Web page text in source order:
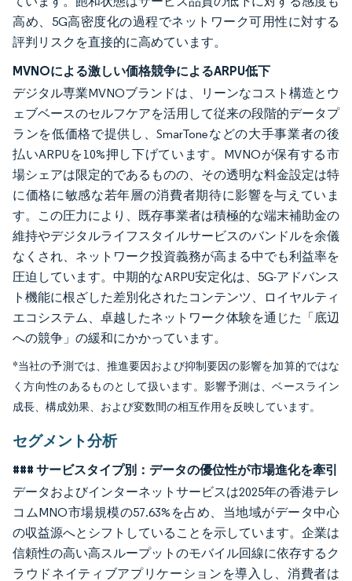
高め、5G高密度化の過程でネットワーク可用性に対する
評判リスクを直接的に高めています。
MVNOによる激しい価格競争によるARPU低下
デジタル専業MVNOブランドは、リーンなコスト構造とウ
ェブベースのセルフケアを活用して従来の段階的データプ
ランを低価格で提供し、SmarToneなどの大手事業者の後
払いARPUを10%押し下げています。MVNOが保有する市
場シェアは限定的であるものの、その透明な料金設定は特
に価格に敏感な若年層の消費者期待に影響を与えていま
す。この圧力により、既存事業者は積極的な端末補助金の
維持やデジタルライフスタイルサービスのバンドルを余儀
なくされ、ネットワーク投資義務が高まる中でも利益率を
圧迫しています。中期的なARPU安定化は、5G-アドバンス
ト機能に根ざした差別化されたコンテンツ、ロイヤルティ
エコシステム、卓越したネットワーク体験を通じた「底辺
への競争」の緩和にかかっています。
*当社の予測では、推進要因および抑制要因の影響を加算的ではな
く方向性のあるものとして扱います。影響予測は、ベースライン
成長、構成効果、および変数間の相互作用を反映しています。
セグメント分析
### サービスタイプ別：データの優位性が市場進化を牽引
データおよびインターネットサービスは2025年の香港テレ
コムMNO市場規模の57.63%を占め、当地域がデータ中心
の収益源へとシフトしていることを示しています。企業は
信頼性の高い高スループットのモバイル回線に依存するク
ラウドネイティブアプリケーションを導入し、消費者は